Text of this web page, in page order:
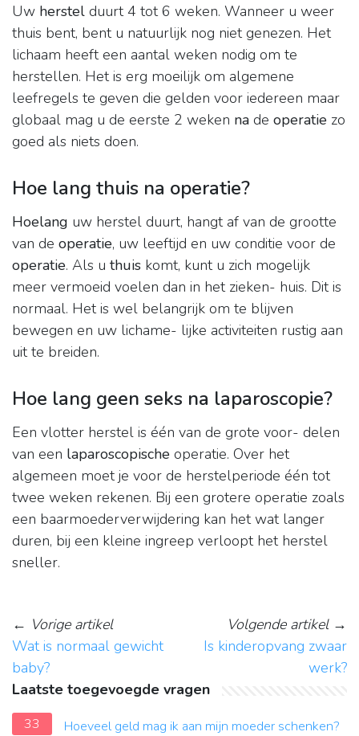
Uw herstel duurt 4 tot 6 weken. Wanneer u weer
thuis bent, bent u natuurlijk nog niet genezen. Het
lichaam heeft een aantal weken nodig om te
herstellen. Het is erg moeilijk om algemene
leefregels te geven die gelden voor iedereen maar
globaal mag u de eerste 2 weken na de operatie zo
goed als niets doen.
Hoe lang thuis na operatie?
Hoelang uw herstel duurt, hangt af van de grootte
van de operatie, uw leeftijd en uw conditie voor de
operatie. Als u thuis komt, kunt u zich mogelijk
meer vermoeid voelen dan in het zieken- huis. Dit is
normaal. Het is wel belangrijk om te blijven
bewegen en uw lichame- lijke activiteiten rustig aan
uit te breiden.
Hoe lang geen seks na laparoscopie?
Een vlotter herstel is één van de grote voor- delen
van een laparoscopische operatie. Over het
algemeen moet je voor de herstelperiode één tot
twee weken rekenen. Bij een grotere operatie zoals
een baarmoederverwijdering kan het wat langer
duren, bij een kleine ingreep verloopt het herstel
sneller.
← Vorige artikel
Wat is normaal gewicht
baby?
Volgende artikel→
Is kinderopvang zwaar
werk?
Laatste toegevoegde vragen
33
Hoeveel geld mag ik aan mijn moeder schenken?